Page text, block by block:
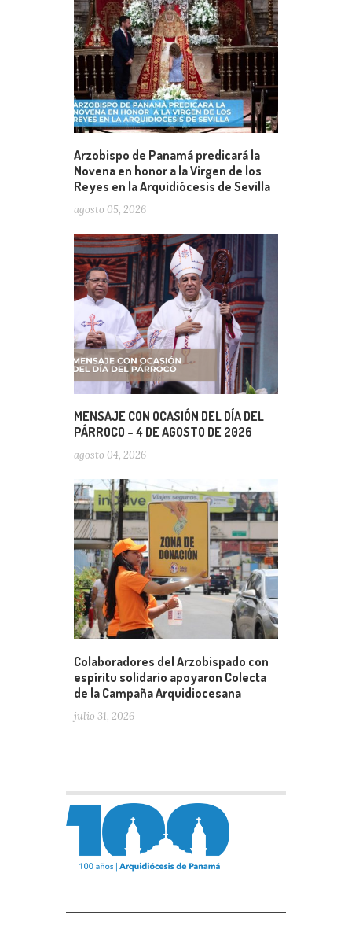
Arzobispo de Panamá predicará la
Novena en honor a la Virgen de los
Reyes en la Arquidiócesis de Sevilla
agosto 05, 2026
MENSAJE CON OCASIÓN DEL DÍA DEL
PÁRROCO – 4 DE AGOSTO DE 2026
agosto 04, 2026
Colaboradores del Arzobispado con
espíritu solidario apoyaron Colecta
de la Campaña Arquidiocesana
julio 31, 2026